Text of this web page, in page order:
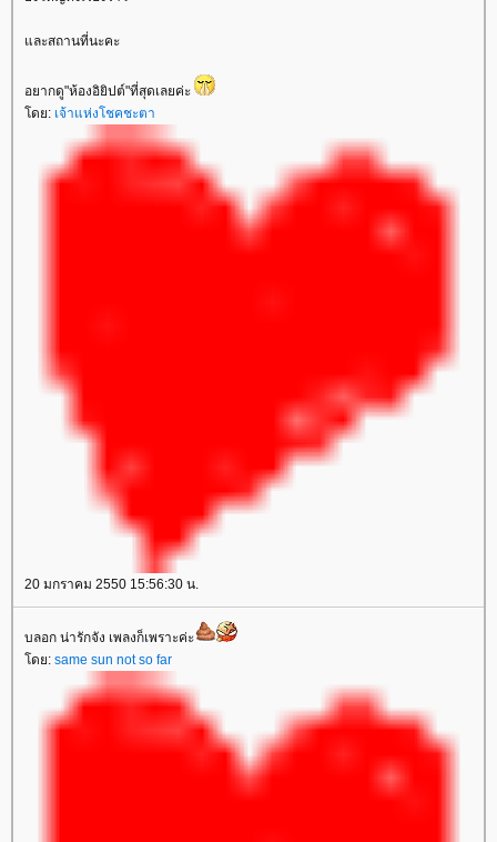
ละสถานที่นะคะ
อยากดู"ห้องอิยิปต์"ที่สุดเลยค่ะ
ดย: เจ้าแห่งโชคชะตา
20 มกราคม 2550 15:56:30 น.
บลอก น่ารักจัง เพลงก็เพราะค่ะ
ดย: same sun not so far